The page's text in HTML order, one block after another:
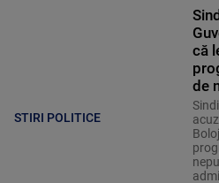
STIRI POLITICE
că
de